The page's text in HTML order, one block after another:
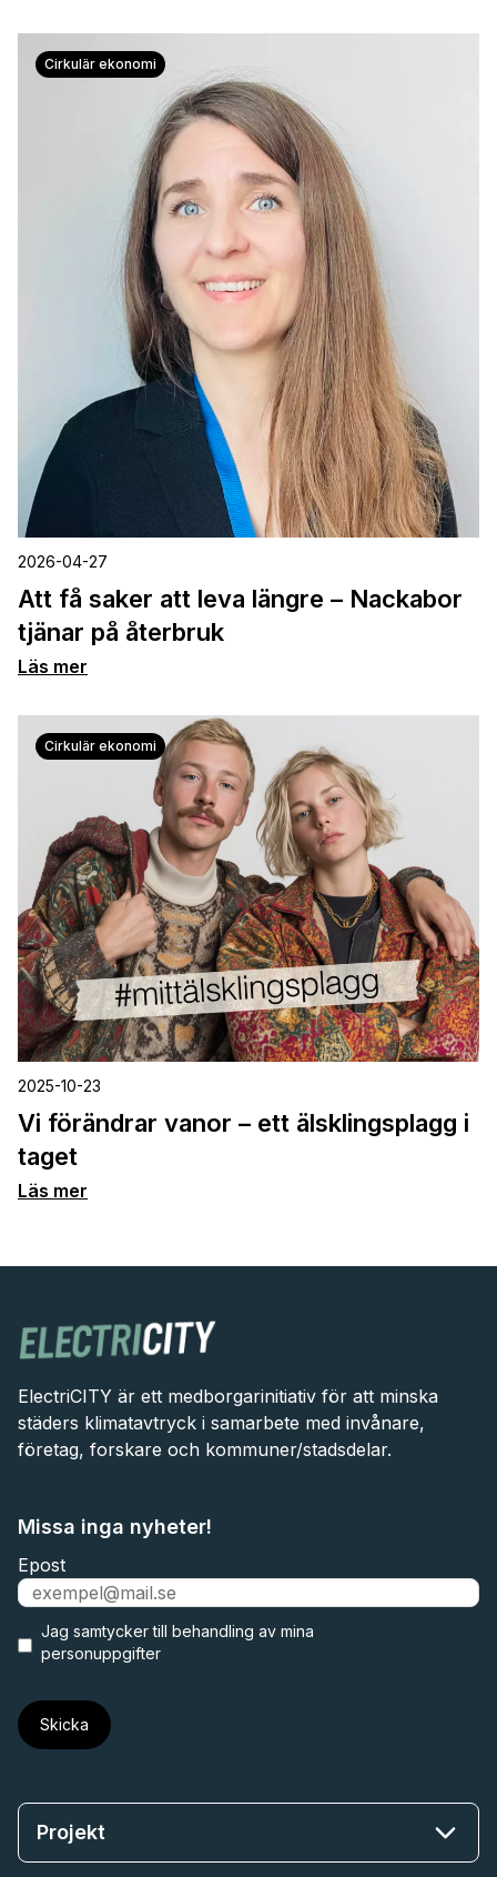
Cirkulär ekonomi
2026-04-27
Att få saker att leva längre – Nackabor
tjänar på återbruk
Läs mer
Cirkulär ekonomi
2025-10-23
Vi förändrar vanor – ett älsklingsplagg i
taget
Läs mer
ElectriCITY är ett medborgarinitiativ för att minska
städers klimatavtryck i samarbete med invånare,
företag, forskare och kommuner/stadsdelar.
Projekt
Missa inga nyheter!
Epost
Jag samtycker till
behandling av mina
personuppgifter